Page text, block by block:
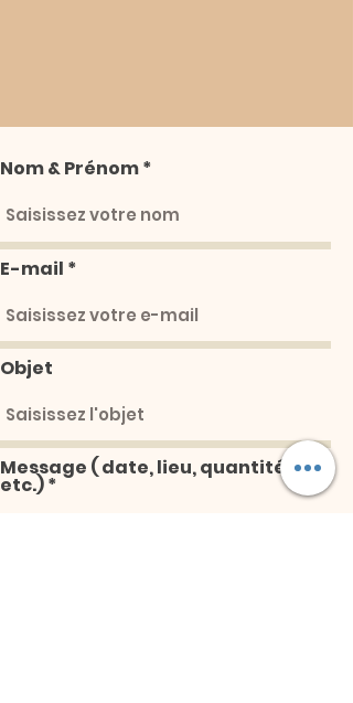
Nom & Prénom
E-mail
Objet
Message ( date, lieu, quantité,
etc.)